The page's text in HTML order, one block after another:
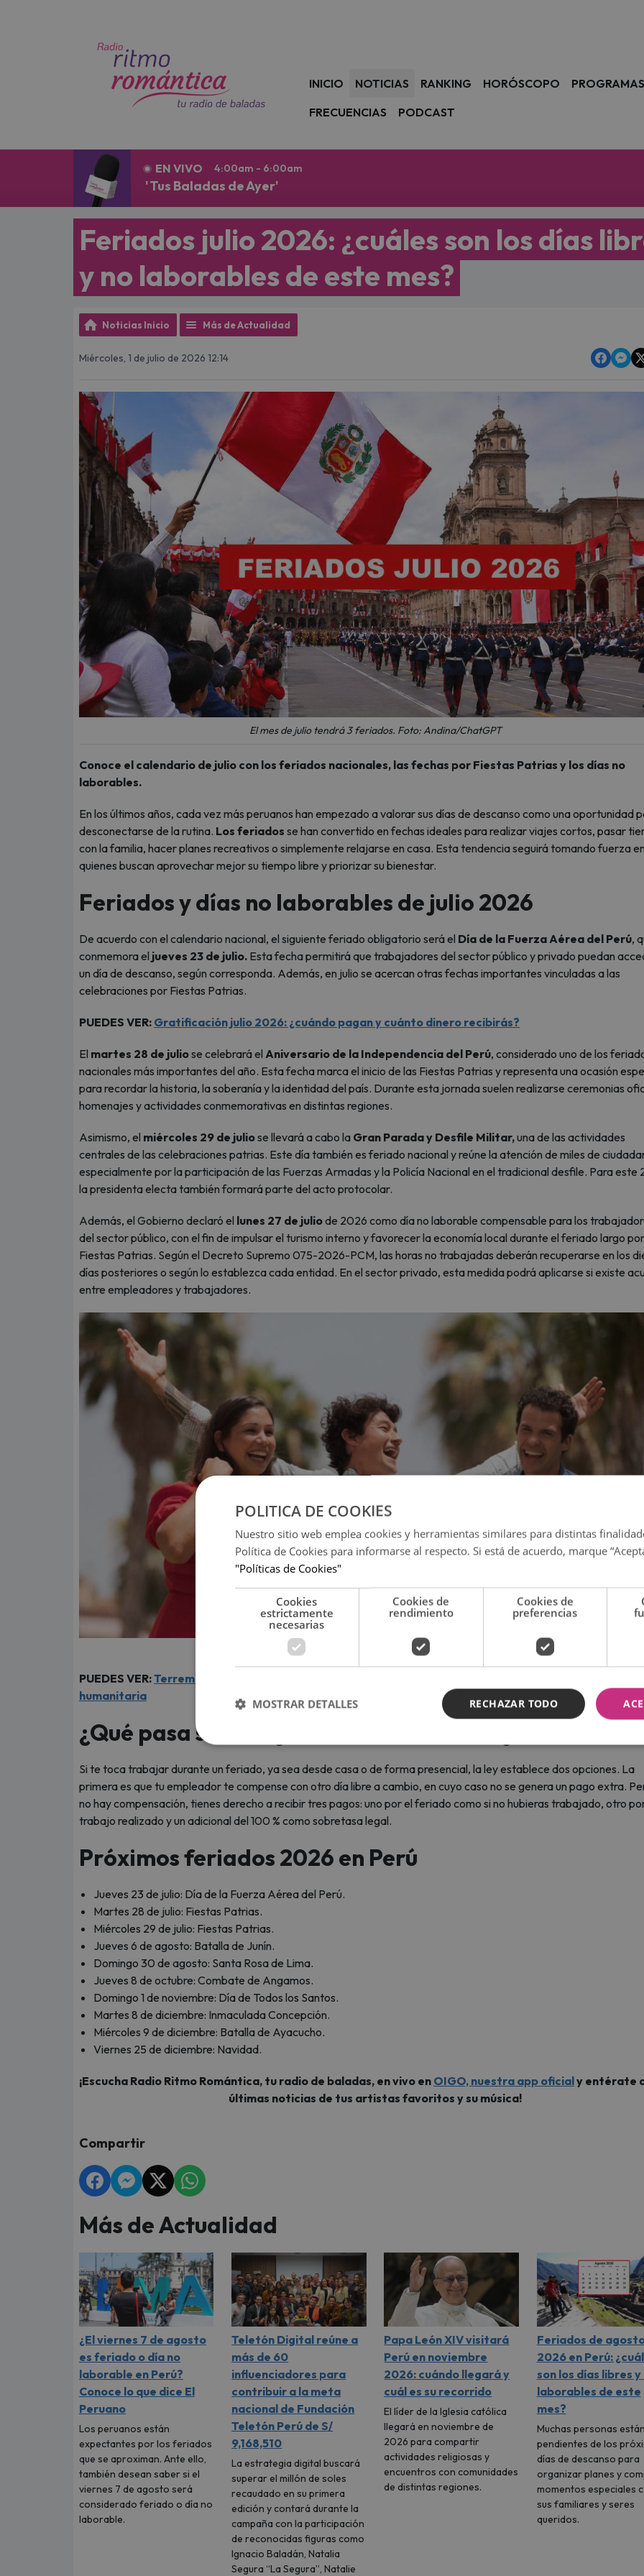
INICIO NOTICIAS RANKING HORÓSCOPO PROGRAMAS
FRECUENCIAS
PODCAST
EN VIVO 4:00am - 6:00am
'Tus Baladas de Ayer'
Feriados julio 2026: ¿cuáles son los días
y no laborables de este mes?
Noticias Inicio Más de Actualidad
Miércoles, 1 de julio de 2026 12:14
El mes de julio tendrá 3 feriados. Foto: Andina/ChatGPT
Conoce el calendario de julio con los feriados nacionales, las fechas por Fiestas Patrias y los días no
laborables.
En los últimos años, cada vez más peruanos han empezado a valorar sus días de descanso como una oportunidad
desconectarse de la rutina. Los feriados se han convertido en fechas ideales para realizar viajes cortos, pasar
con la familia, hacer planes recreativos o simplemente relajarse en casa. Esta tendencia seguirá tomando fuerza
quienes buscan aprovechar mejor su tiempo libre y priorizar su bienestar.
Feriados y días no laborables de julio 2026
De acuerdo con el calendario nacional, el siguiente feriado obligatorio será el Día de la Fuerza Aérea del Perú,
conmemora el jueves 23 de julio. Esta fecha permitirá que trabajadores del sector público y privado puedan
un día de descanso, según corresponda. Además, en julio se acercan otras fechas importantes vinculadas a las
celebraciones por Fiestas Patrias.
PUEDES VER: Gratificación julio 2026: ¿cuándo pagan y cuánto dinero recibirás?
El martes 28 de juliose celebrará el Aniversario de la Independencia del Perú, considerado uno de los
nacionales más importantes del año. Esta fecha marca el inicio de las Fiestas Patrias y representa una ocasión
para recordar la historia, la soberanía y la identidad del país. Durante esta jornada suelen realizarse ceremonias
homenajes y actividades conmemorativas en distintas regiones.
Asimismo, el miércoles 29 de juliose llevará a cabo la Gran Parada y Desfile Militar,una de las actividades
centrales de las celebraciones patrias. Este día también es feriado nacional y reúne la atención de miles de
especialmente por la participación de las Fuerzas Armadas y la Policía Nacional en el tradicional desfile. Para este
la presidenta electa también formará parte del acto protocolar.
Además, el Gobierno declaró el lunes 27 de juliode 2026 como día no laborable compensable para los
del sector público, con el fin de impulsar el turismo interno y favorecer la economía local durante el feriado largo por
Fiestas Patrias. Según el Decreto Supremo 075-2026-PCM, las horas no trabajadas deberán recuperarse en los
días posteriores o según lo establezca cada entidad. En el sector privado, esta medida podrá aplicarse si existe
entre empleadores y trabajadores.
PUEDES VER:Terremoto en Venezuela: el papa León XIV envió una importante suma de dinero para
humanitaria
¿Qué pasa si trabajas en los feriados de julio?
Si te toca trabajar durante un feriado, ya sea desde casa o de forma presencial, la ley establece dos opciones. La
primera es que tu empleador te compense con otro día libre a cambio, en cuyo caso no se genera un pago extra.
no hay compensación, tienes derecho a recibir tres pagos: uno por el feriado como si no hubieras trabajado, otro
trabajo realizado y un adicional del 100 % como sobretasa legal.
Próximos feriados 2026 en Perú
Jueves 23 de julio: Día de la Fuerza Aérea del Perú.
Martes 28 de julio: Fiestas Patrias.
Miércoles 29 de julio: Fiestas Patrias.
Jueves 6 de agosto: Batalla de Junín.
Domingo 30 de agosto: Santa Rosa de Lima.
Jueves 8 de octubre: Combate de Angamos.
Domingo 1 de noviembre: Día de Todos los Santos.
Martes 8 de diciembre: Inmaculada Concepción.
Miércoles 9 de diciembre: Batalla de Ayacucho.
Viernes 25 de diciembre: Navidad.
¡Escucha Radio Ritmo Romántica, tu radio de baladas, en vivo en OIGO, nuestra app oficialy entérate
últimas noticias de tus artistas favoritos y su música!
Compartir
Más de Actualidad
¿El viernes 7 de agosto
es feriado o día no
laborable en Perú?
Conoce lo que dice El
Peruano
Los peruanos están
expectantes por los feriados
que se aproximan. Ante ello,
también desean saber si el
viernes 7 de agosto será
considerado feriado o día no
laborable.
Teletón Digital reúne a
más de 60
influenciadores para
contribuir a la meta
nacional de Fundación
Teletón Perú de S/
9,168,510
La estrategia digital buscará
superar el millón de soles
recaudado en su primera
edición y contará durante la
campaña con la participación
de reconocidas figuras como
Ignacio Baladán, Natalia
Segura “La Segura”, Natalie
Papa León XIV visitará
Perú en noviembre
2026: cuándo llegará y
cuál es su recorrido
El líder de la Iglesia católica
llegará en noviembre de
2026 para compartir
actividades religiosas y
encuentros con comunidades
de distintas regiones.
Feriados de
2026 en Perú:
son los días libres y
laborables de este
mes?
Muchas personas están
pendientes de los
días de descanso para
organizar planes y
momentos especiales
sus familiares y seres
queridos.
POLITICA DE COOKIES
Nuestro sitio web emplea cookies y herramientas similares para distintas
Política de Cookies para informarse al respecto. Si está de acuerdo, marque
"Políticas de Cookies"
Cookies
estrictamente
necesarias
Cookies de
rendimiento
Cookies de
preferencias
RECHAZAR TODO
MOSTRAR DETALLES